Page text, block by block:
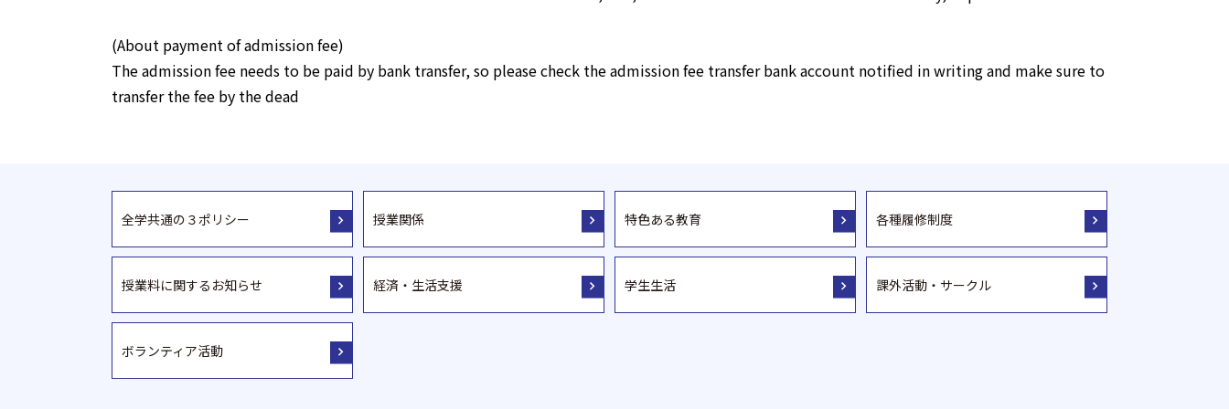
(About payment of admission fee)
The admission fee needs to be paid by bank transfer, so please check the admission fee transfer bank account notified in writing and make sure to
transfer the fee by the dead
全学共通の３ポリシー 授業関係 特色ある教育 各種履修制度
授業料に関するお知らせ 経済・生活支援 学生生活 課外活動・サークル
ボランティア活動